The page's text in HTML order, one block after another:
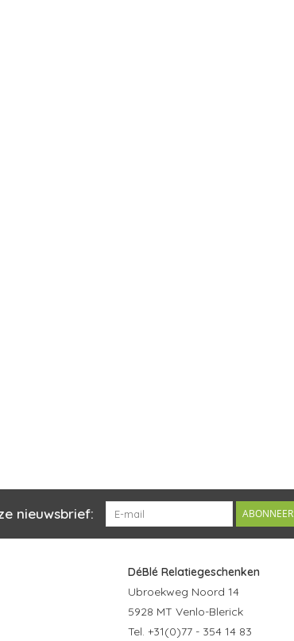
nieuwsbrief: ABONNEER
DéBlé Relatiegeschenken
Ubroekweg Noord 14
5928 MT Venlo-Blerick
Tel. +31(0)77 - 354 14 83